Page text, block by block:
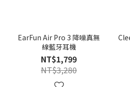
EarFun Air Pro 3 降噪真無
線藍牙耳機
NT$1,799
NT$3,280